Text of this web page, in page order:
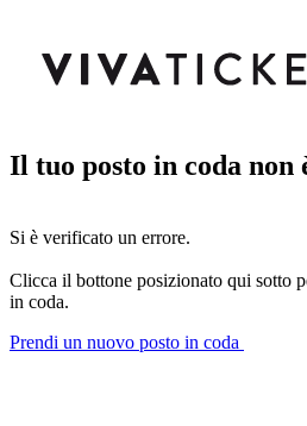
Il tuo posto in coda non
Si è verificato un errore.
Clicca il bottone posizionato qui sotto
in coda.
Prendi un nuovo posto in coda